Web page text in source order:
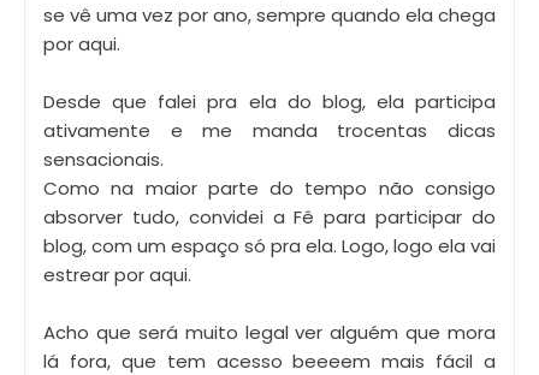
se vê uma vez por ano, sempre quando ela chega
por aqui.
Desde que falei pra ela do blog, ela participa
ativamente e me manda trocentas dicas
sensacionais.
Como na maior parte do tempo não consigo
absorver tudo, convidei a Fê para participar do
blog, com um espaço só pra ela. Logo, logo ela vai
estrear por aqui.
Acho que será muito legal ver alguém que mora
lá fora, que tem acesso beeeem mais fácil a